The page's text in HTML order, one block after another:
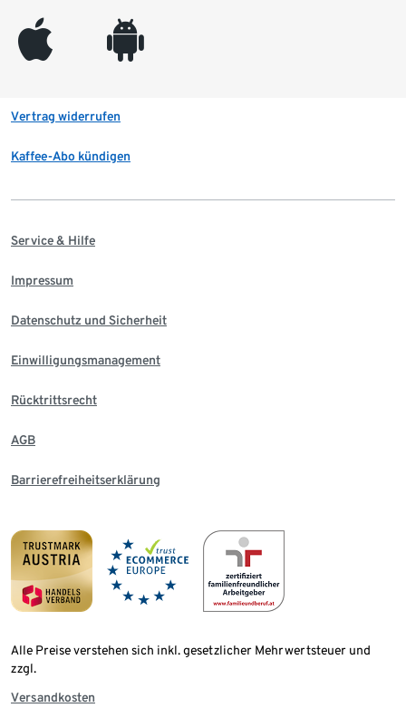
appleinc android
Vertrag widerrufen
Kaffee-Abo kündigen
Service & Hilfe
Impressum
Datenschutz und Sicherheit
Einwilligungsmanagement
Rücktrittsrecht
AGB
Barrierefreiheitserklärung
Alle Preise verstehen sich inkl. gesetzlicher Mehrwertsteuer und
zzgl.
Versandkosten